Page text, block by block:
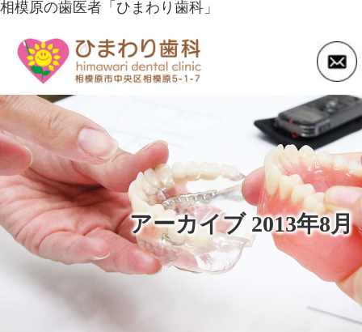
相模原の歯医者「ひまわり歯科」
アーカイブ 2013年8月